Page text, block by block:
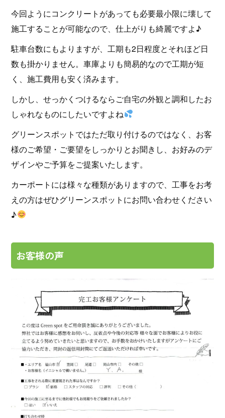
今回ようにコンクリートがあっても必要最小限に壊して
施工することが可能なので、仕上がりも綺麗ですよ♪
駐車台数にもよりますが、工期も2日程度とそれほど日
数も掛かりません。車庫よりも簡易的なので工期が短
く、施工費用も安く済みます。
しかし、せっかくつけるならご自宅の外観と調和したお
しゃれなものにしたいですよね
グリーンスポットではただ取り付けるのではなく、お客
様のご希望・ご要望をしっかりとお聞きし、お好みのデ
ザインやご予算をご提案いたします。
カーポートには様々な種類がありますので、工事をお考
えの方はぜひグリーンスポットにお問い合わせください
♪
お客様の声